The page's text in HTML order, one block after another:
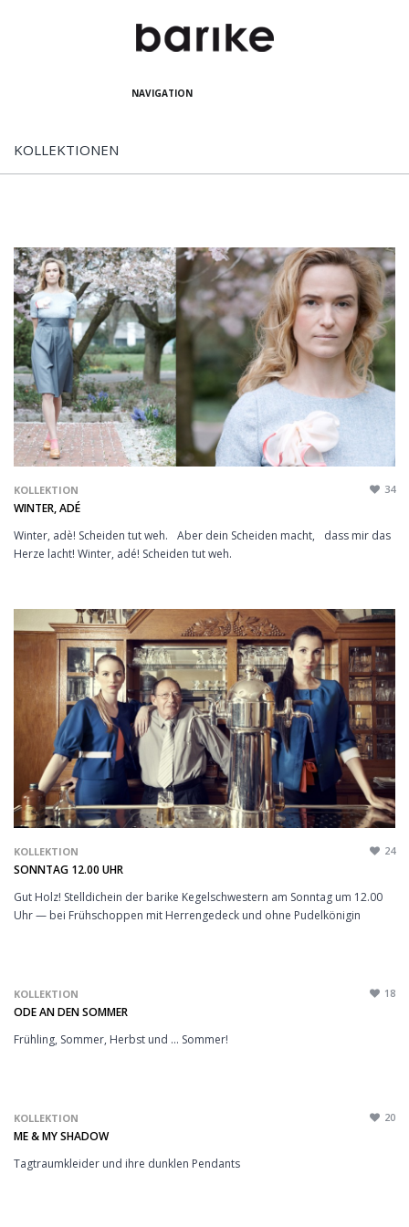
NAVIGATION
KOLLEKTIONEN
KOLLEKTION
WINTER, ADÉ
34
Winter, adè! Scheiden tut weh. Aber dein Scheiden macht, dass mir das
Herze lacht! Winter, adé! Scheiden tut weh.
KOLLEKTION
SONNTAG 12.00 UHR
24
Gut Holz! Stelldichein der barike Kegelschwestern am Sonntag um 12.00
Uhr — bei Frühschoppen mit Herrengedeck und ohne Pudelkönigin
KOLLEKTION
ODE AN DEN SOMMER
18
Frühling, Sommer, Herbst und ... Sommer!
KOLLEKTION
ME & MY SHADOW
20
Tagtraumkleider und ihre dunklen Pendants